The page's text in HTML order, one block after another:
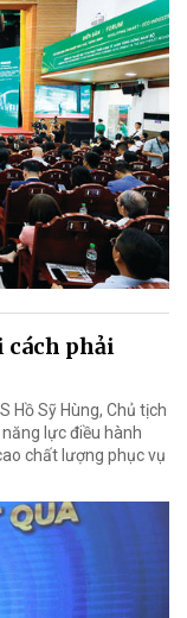
cách phải
Hồ Sỹ Hùng, Chủ tịch
lực điều hành
chất lượng phục vụ